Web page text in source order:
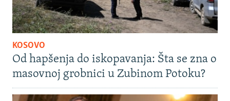
KOSOVO
Od hapšenja do iskopavanja: Šta se zna o
masovnoj grobnici u Zubinom Potoku?